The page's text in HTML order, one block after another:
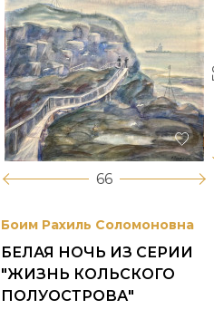
66
Боим Рахиль Соломоновна
БЕЛАЯ НОЧЬ ИЗ СЕРИИ
"ЖИЗНЬ КОЛЬСКОГО
ПОЛУОСТРОВА"